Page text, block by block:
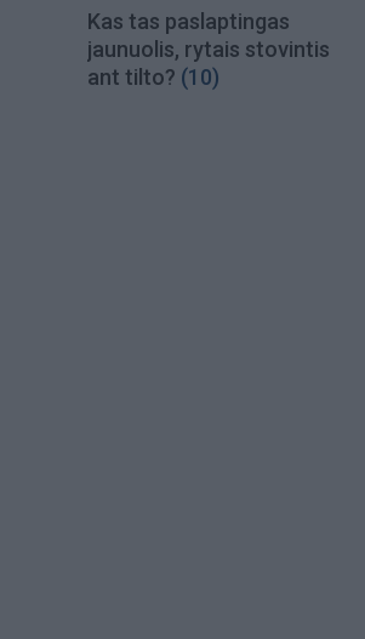
Kas tas paslaptingas
jaunuolis, rytais stovintis
ant tilto? (10)